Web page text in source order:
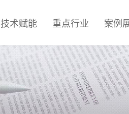
技术赋能 重点行业 案例